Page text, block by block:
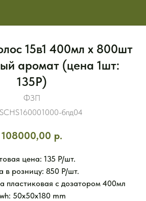
15в1 400мл x 800шт
аромат (цена 1шт:
135Р)
ФЗП
SCHS160001000-бпд04
108000,00 р.
цена: 135 Р/шт.
в розницу: 850 Р/шт.
пластиковая с дозатором 400мл
50x50x180 mm